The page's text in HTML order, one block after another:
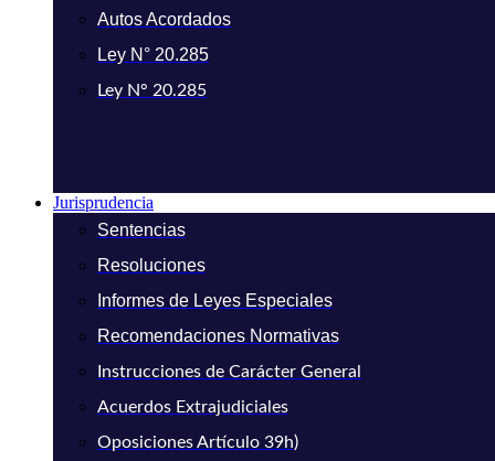
Autos Acordados
Ley N° 20.285
Ley N° 20.285
Jurisprudencia
Sentencias
Resoluciones
Informes de Leyes Especiales
Recomendaciones Normativas
Instrucciones de Carácter General
Acuerdos Extrajudiciales
Oposiciones Artículo 39h)